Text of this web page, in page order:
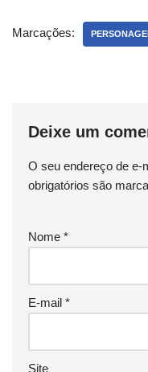
Marcações:
Deixe um
O seu endereço de e-
obrigatórios são
Nome *
E-mail *
Site